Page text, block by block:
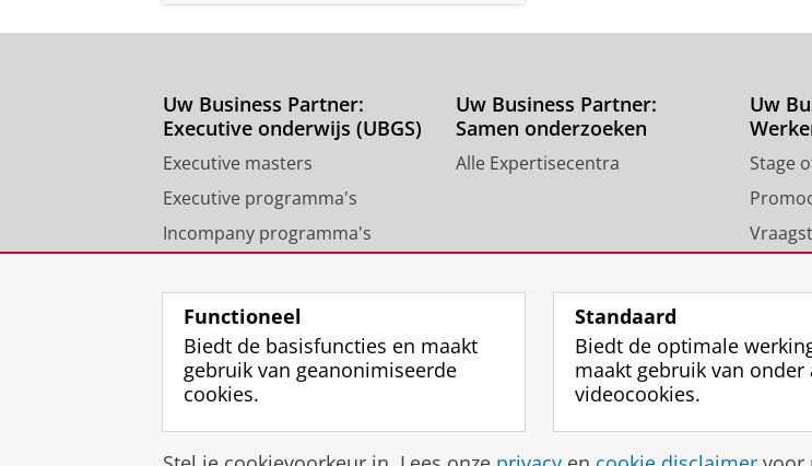
Uw Business Partner:
Executive onderwijs (UBGS)
Executive masters
Executive programma's
Incompany programma's
Groningen Business School
Uw Business Partner:
Samen onderzoeken
Alle Expertisecentra
Uw
Stage
Disclaimer & Copyright Privacy
Functioneel
Biedt de basisfuncties en maakt
gebruik van geanonimiseerde
cookies.
Standaard
Biedt de optimale
maakt gebruik van onder
videocookies.